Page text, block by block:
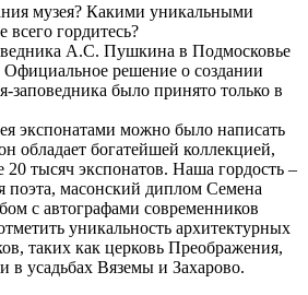
музея? Какими уникальными
гордитесь?
А.С. Пушкина в Подмосковье
решение о создании
заповедника было принято только в
экспонатами можно было написать
обладает богатейшей коллекцией,
тысяч экспонатов. Наша гордость –
поэта, масонский диплом Семена
с автографами современников
уникальность архитектурных
таких как церковь Преображения,
в усадьбах Вяземы и Захарово.